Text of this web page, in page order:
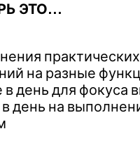
ЭТО…
практических
на разные
в день для фокуса
день на